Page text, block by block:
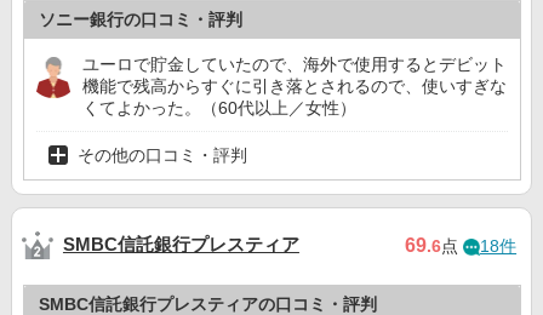
ソニー銀行の口コミ・評判
ユーロで貯金していたので、海外で使用するとデビット
機能で残高からすぐに引き落とされるので、使いすぎな
くてよかった。（60代以上／女性）
その他の口コミ・評判
SMBC信託銀行プレスティア 69.6点 18件
SMBC信託銀行プレスティアの口コミ・評判